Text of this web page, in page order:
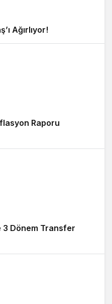
Ağırlıyor!
Raporu
3 Dönem Transfer